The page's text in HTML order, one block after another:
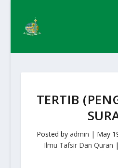
TERTIB
Posted by admin | May
Ilmu Tafsir Dan Quran |